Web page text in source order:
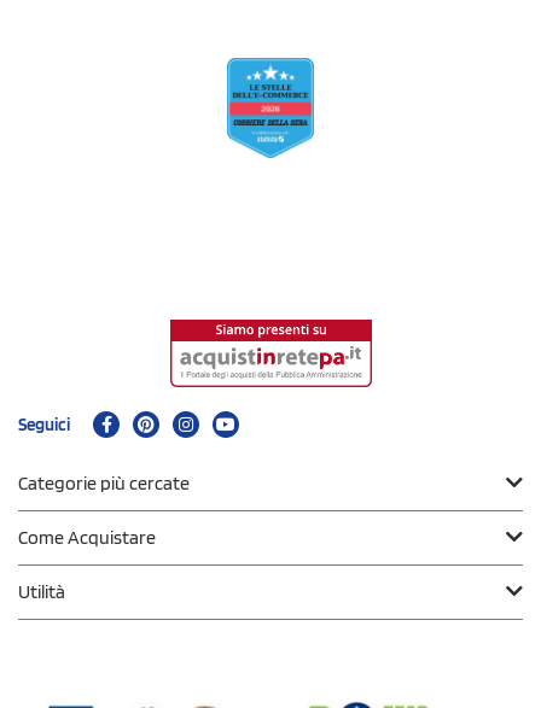
Seguici
Categorie più cercate
Come Acquistare
Utilità